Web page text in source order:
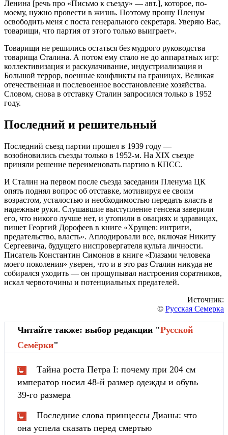
Ленина [речь про «Письмо к съезду» — авт.], которое, по-
моему, нужно провести в жизнь. Поэтому прошу Пленум
освободить меня с поста генерального секретаря. Уверяю Вас,
товарищи, что партия от этого только выиграет».
Товарищи не решились остаться без мудрого руководства
товарища Сталина. А потом ему стало не до аппаратных игр:
коллективизация и раскулачивание, индустриализация и
Большой террор, военные конфликты на границах, Великая
отечественная и послевоенное восстановление хозяйства.
Словом, снова в отставку Сталин запросился только в 1952
году.
Последний и решительный
Последний съезд партии прошел в 1939 году —
возобновились съезды только в 1952-м. На XIX съезде
приняли решение переименовать партию в КПСС.
И Сталин на первом после съезда заседании Пленума ЦК
опять поднял вопрос об отставке, мотивируя ее своим
возрастом, усталостью и необходимостью передать власть в
надежные руки. Слушавшие выступление генсека заверили
его, что никого лучше нет, и утопили в овациях и здравицах,
пишет Георгий Дорофеев в книге «Хрущев: интриги,
предательство, власть». Аплодировали все, включая Никиту
Сергеевича, будущего ниспровергателя культа личности.
Писатель Константин Симонов в книге «Глазами человека
моего поколения» уверен, что и в это раз Сталин никуда не
собирался уходить — он прощупывал настроения соратников,
искал червоточины и потенциальных предателей.
Источник:
© Русская Семерка
Читайте также: выбор редакции "Русской
Cемёрки"
Тайна роста Петра I: почему при 204 см
император носил 48-й размер одежды и обувь
39-го размера
Последние слова принцессы Дианы: что
она успела сказать перед смертью